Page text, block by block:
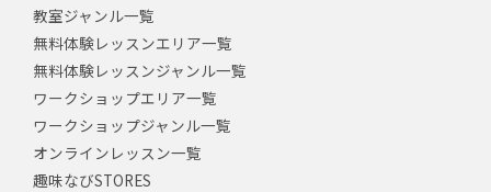
教室ジャンル一覧
無料体験レッスンエリア一覧
無料体験レッスンジャンル一覧
ワークショップエリア一覧
ワークショップジャンル一覧
オンラインレッスン一覧
趣味なびSTORES